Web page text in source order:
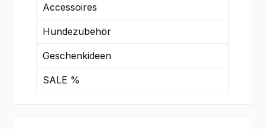
Accessoires
Hundezubehör
Geschenkideen
SALE %